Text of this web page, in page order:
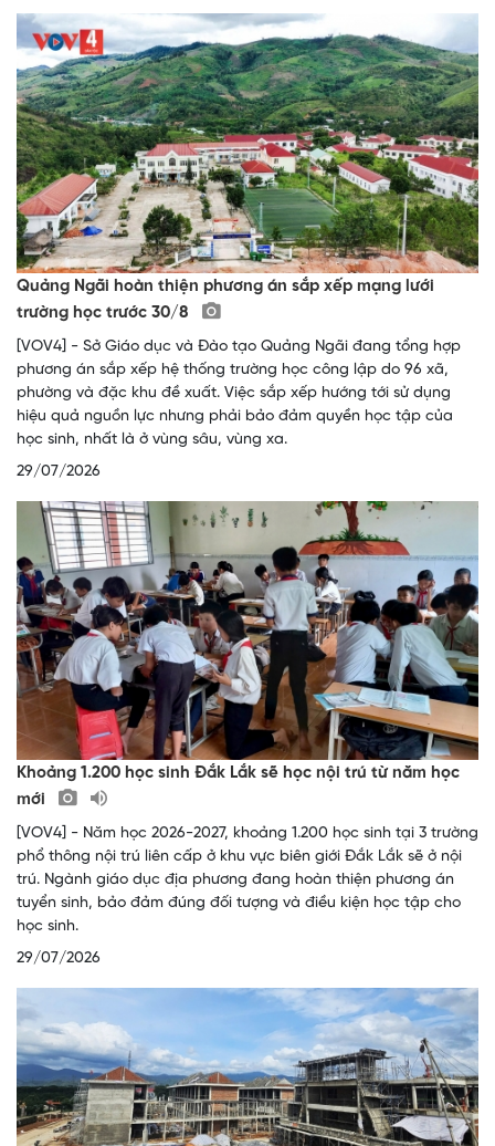
Quảng Ngãi hoàn thiện phương án sắp xếp mạng lưới
trường học trước 30/8
[VOV4] - Sở Giáo dục và Đào tạo Quảng Ngãi đang tổng hợp
phương án sắp xếp hệ thống trường học công lập do 96 xã,
phường và đặc khu đề xuất. Việc sắp xếp hướng tới sử dụng
hiệu quả nguồn lực nhưng phải bảo đảm quyền học tập của
học sinh, nhất là ở vùng sâu, vùng xa.
29/07/2026
Khoảng 1.200 học sinh Đắk Lắk sẽ học nội trú từ năm học
mới
[VOV4] - Năm học 2026-2027, khoảng 1.200 học sinh tại 3 trường
phổ thông nội trú liên cấp ở khu vực biên giới Đắk Lắk sẽ ở nội
trú. Ngành giáo dục địa phương đang hoàn thiện phương án
tuyển sinh, bảo đảm đúng đối tượng và điều kiện học tập cho
học sinh.
29/07/2026